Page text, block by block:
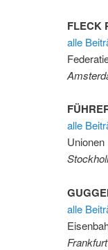
FLECK
alle
alle
Unionen
alle